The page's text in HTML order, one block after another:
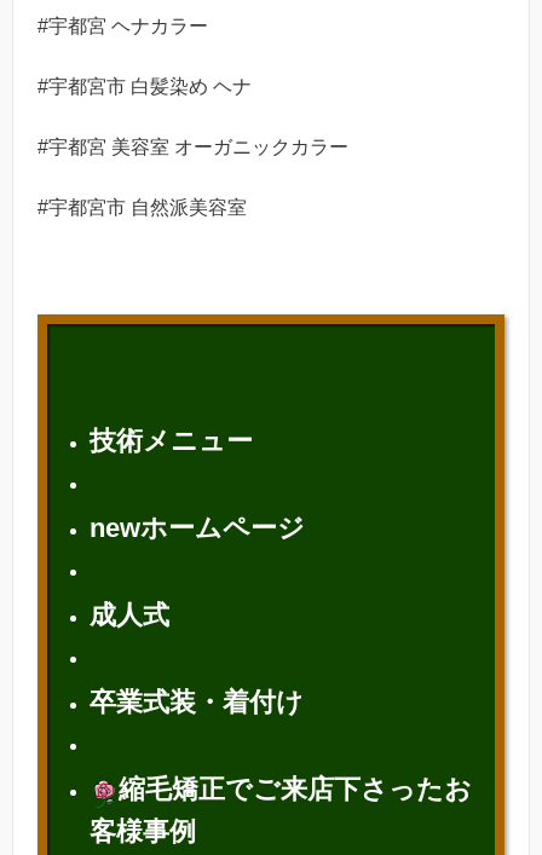
#宇都宮 ヘナカラー
#宇都宮市 白髪染め ヘナ
#宇都宮 美容室 オーガニックカラー
#宇都宮市 自然派美容室
技術メニュー
newホームページ
成人式
卒業式装・着付け
縮毛矯正でご来店下さったお
客様事例